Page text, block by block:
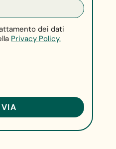
dei dati
Privacy Policy.